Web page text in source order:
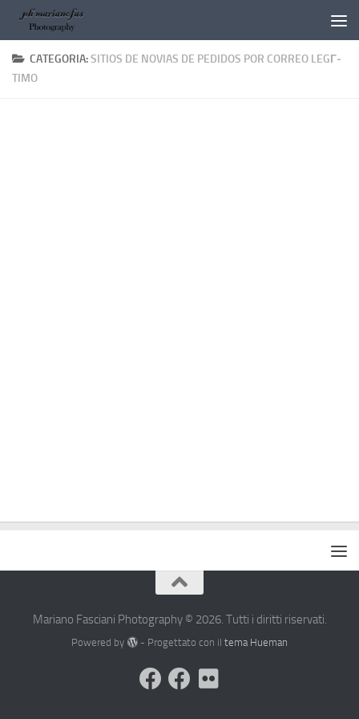
Salta al contenuto
CATEGORIA:SITIOS DE NOVIAS DE PEDIDOS POR CORREO LEGГ­
TIMO
Mariano Fasciani Photography © 2026. Tutti i diritti riservati.
Powered by - Progettato con il tema Hueman